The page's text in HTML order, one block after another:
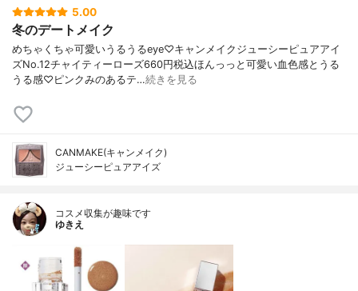
5.00
冬のデートメイク
めちゃくちゃ可愛いうるうるeye♡キャンメイクジューシーピュアアイ
ズNo.12チャイティーローズ660円税込ほんっっと可愛い血色感とうる
うる感♡ピンクみのあるテ…続きを見る
CANMAKE(キャンメイク)
ジューシーピュアアイズ
コスメ収集が趣味です
ゆきえ